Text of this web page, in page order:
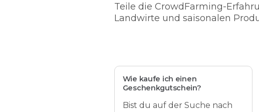
Teile die CrowdFarming-
Landwirte und saisonalen
Wie kaufe ich einen
Geschenkgutschein?
Bist du auf der Suche nach